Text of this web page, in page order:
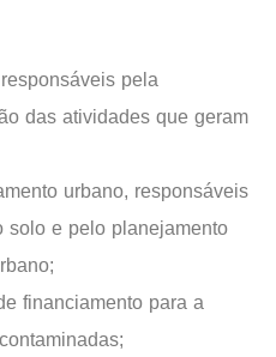
pela
das atividades que geram
urbano, responsáveis
solo e pelo planejamento
financiamento para a